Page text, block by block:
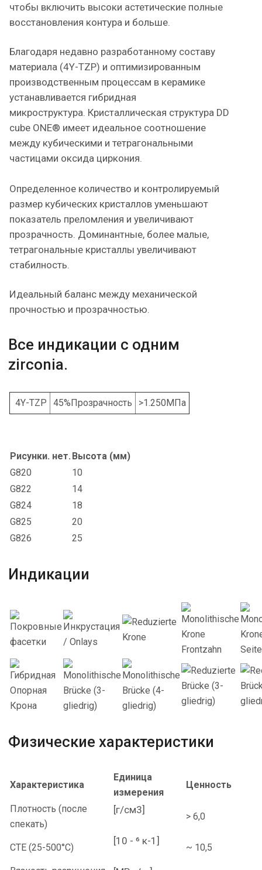
чтобы включить высоки астетические полные
восстановления контура и больше.
Благодаря недавно разработанному составу
материала (4Y-TZP) и оптимизированным
производственным процессам в керамике
устанавливается гибридная
микроструктура. Кристаллическая структура DD
cube ONE® имеет идеальное соотношение
между кубическими и тетрагональными
частицами оксида циркония.
Определенное количество и контролируемый
размер кубических кристаллов уменьшают
показатель преломления и увеличивают
прозрачность. Доминантные, более малые,
тетрагональные кристаллы увеличивают
стабилность.
Идеальный баланс между механической
прочностью и прозрачностью.
Все индикации с одним
zirconia.
4Y-TZP 45%Прозрачность >1.250МПа
Рисунки. нет. Высота (мм)
G820
10
G822
14
G824
18
G825
20
G826
25
Индикации
Физические характеристики
Характеристика
Единица
измерения
Ценность
Плотность (после
спекать)
[г/см3]
> 6,0
CTE (25-500°C)
[10 - ⁶ к-1]
~ 10,5